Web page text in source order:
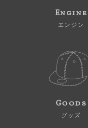
Engine
エンジン
Goods
グッズ